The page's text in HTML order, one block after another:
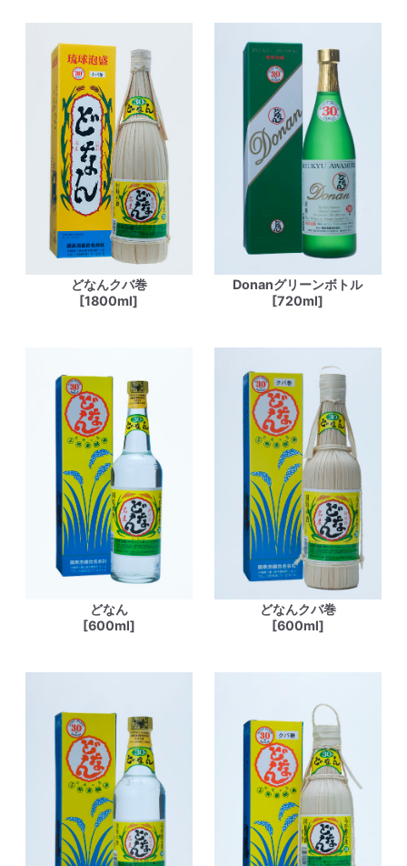
どなんクバ巻
[1800ml]
Donanグリーンボトル
[720ml]
どなん
[600ml]
どなんクバ巻
[600ml]